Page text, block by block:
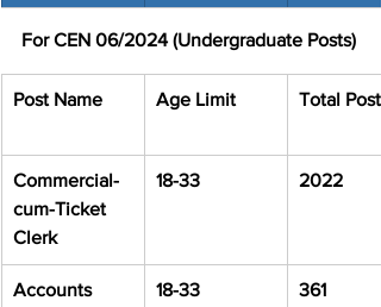
For CEN 06/2024 (Undergraduate Posts)
Post Name Age Limit Total Post
Commercial-
cum-Ticket
Clerk
18-33 2022
Accounts
18-33 361